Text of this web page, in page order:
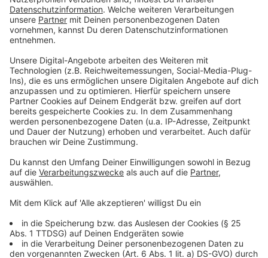
Einsatz und soziales Engagement so kraftvoll
zusammenkommen, entsteht echte Wirkung – für die
Region und darüber hinaus.“
Anzeige
Unterstützung und Dank
Anzeige
©Organisationsteam Rennfietsen-Tour
Münsterland
Anzeige
Auf dem Prinzipalmarkt gratulierte Bürgermeisterin